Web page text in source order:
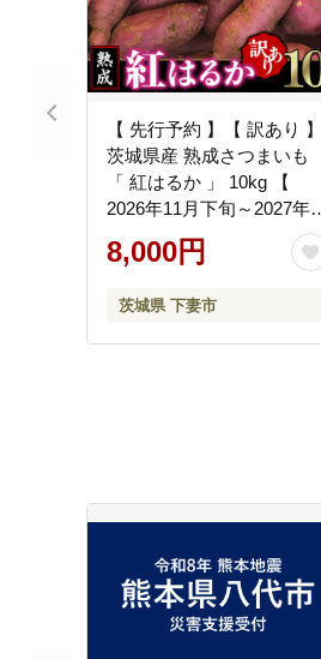
【 先行予約 】【 訳あり 】
茨城県産 熟成さつまいも
「 紅はるか 」 10kg 【
2026年11月下旬～2027年2
月末までに出荷予定 】【
さつまいも 紅はるか 芋 サ
ートポテト 茨城県産 大容
量 不揃い ねっとり 】
8,000円
茨城県 下妻市